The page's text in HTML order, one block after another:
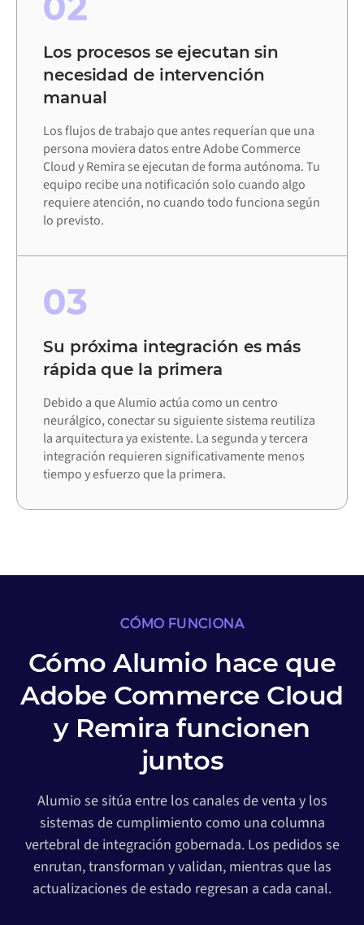
Los procesos se ejecutan sin
necesidad de intervención
manual
Los flujos de trabajo que antes requerían que una
persona moviera datos entre Adobe Commerce
Cloud y Remira se ejecutan de forma autónoma. Tu
equipo recibe una notificación solo cuando algo
requiere atención, no cuando todo funciona según
lo previsto.
03
Su próxima integración es más
rápida que la primera
Debido a que Alumio actúa como un centro
neurálgico, conectar su siguiente sistema reutiliza
la arquitectura ya existente. La segunda y tercera
integración requieren significativamente menos
tiempo y esfuerzo que la primera.
CÓMO FUNCIONA
Cómo Alumio hace que
Adobe Commerce Cloud
y Remira funcionen
juntos
Alumio se sitúa entre los canales de venta y los
sistemas de cumplimiento como una columna
vertebral de integración gobernada. Los pedidos se
enrutan, transforman y validan, mientras que las
actualizaciones de estado regresan a cada canal.